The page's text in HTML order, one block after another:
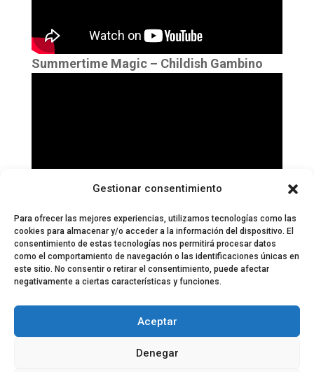
Gestionar consentimiento
Para ofrecer las mejores experiencias, utilizamos tecnologías como las
cookies para almacenar y/o acceder a la información del dispositivo. El
consentimiento de estas tecnologías nos permitirá procesar datos
como el comportamiento de navegación o las identificaciones únicas en
este sitio. No consentir o retirar el consentimiento, puede afectar
negativamente a ciertas características y funciones.
Aceptar
Denegar
Summertime Magic – Childish Gambino
Equipo EPDLT Contacto